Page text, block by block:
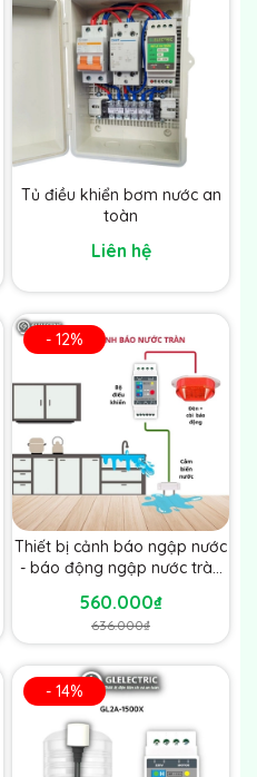
Tủ điều khiển bơm nước an
toàn
Liên hệ
- 12%
Thiết bị cảnh báo ngập nước
- báo động ngập nước tràn
560.000₫
636.000₫
- 14%